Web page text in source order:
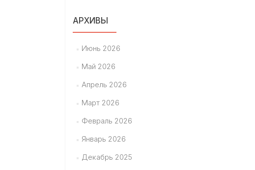
АРХИВЫ
Июнь 2026
Май 2026
Апрель 2026
Март 2026
Февраль 2026
Январь 2026
Декабрь 2025